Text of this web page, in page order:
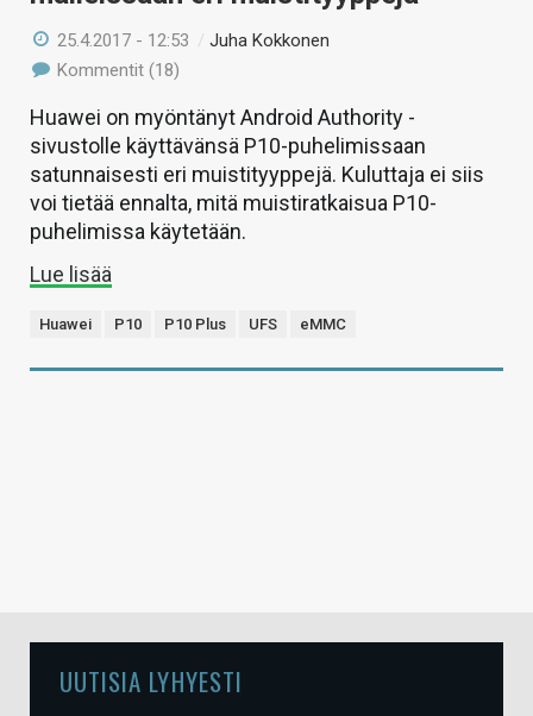
25.4.2017 - 12:53 /Juha Kokkonen
Kommentit (18)
Huawei on myöntänyt Android Authority -
sivustolle käyttävänsä P10-puhelimissaan
satunnaisesti eri muistityyppejä. Kuluttaja ei siis
voi tietää ennalta, mitä muistiratkaisua P10-
puhelimissa käytetään.
Lue lisää
Huawei P10 P10 Plus UFS eMMC
UUTISIA LYHYESTI